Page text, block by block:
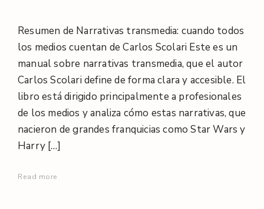
Resumen de Narrativas transmedia: cuando todos
los medios cuentan de Carlos Scolari Este es un
manual sobre narrativas transmedia, que el autor
Carlos Scolari define de forma clara y accesible. El
libro está dirigido principalmente a profesionales
de los medios y analiza cómo estas narrativas, que
nacieron de grandes franquicias como Star Wars y
Harry […]
Read more